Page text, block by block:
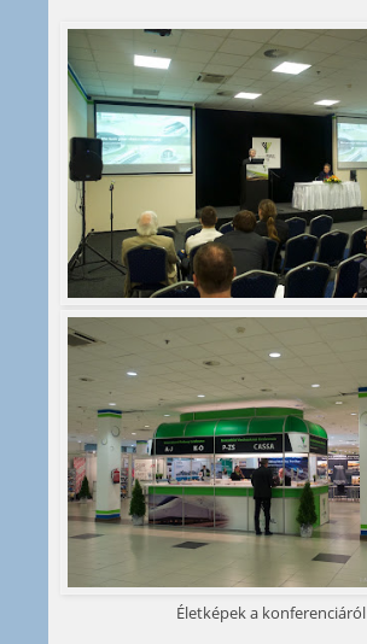
Életképek a konferenciáról